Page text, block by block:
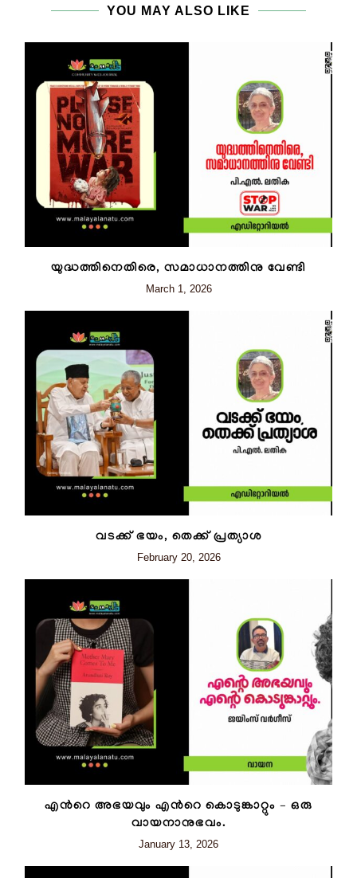
YOU MAY ALSO LIKE
യുദ്ധത്തിനെതിരെ, സമാധാനത്തിനു വേണ്ടി
March 1, 2026
വടക്ക് ഭയം, തെക്ക് പ്രത്യാശ
February 20, 2026
എന്‍റെ അഭയവും എന്‍റെ കൊടുങ്കാറ്റും – ഒരു
വായനാനുഭവം.
January 13, 2026